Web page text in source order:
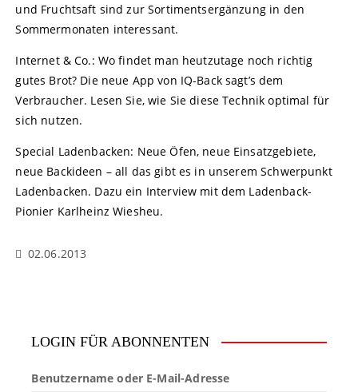
und Fruchtsaft sind zur Sortimentsergänzung in den
Sommermonaten interessant.
Internet & Co.: Wo findet man heutzutage noch richtig
gutes Brot? Die neue App von IQ-Back sagt’s dem
Verbraucher. Lesen Sie, wie Sie diese Technik optimal für
sich nutzen.
Special Ladenbacken: Neue Öfen, neue Einsatzgebiete,
neue Backideen – all das gibt es in unserem Schwerpunkt
Ladenbacken. Dazu ein Interview mit dem Ladenback-
Pionier Karlheinz Wiesheu.
02.06.2013
LOGIN FÜR ABONNENTEN
Benutzername oder E-Mail-Adresse